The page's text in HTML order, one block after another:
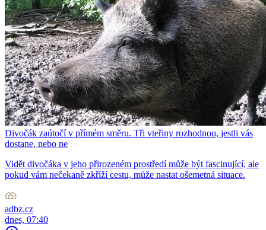
Divočák zaútočí v přímém směru. Tři vteřiny rozhodnou, jestli vás
dostane, nebo ne
Vidět divočáka v jeho přirozeném prostředí může být fascinující, ale
pokud vám nečekaně zkříží cestu, může nastat ošemetná situace.
adbz.cz
dnes, 07:40